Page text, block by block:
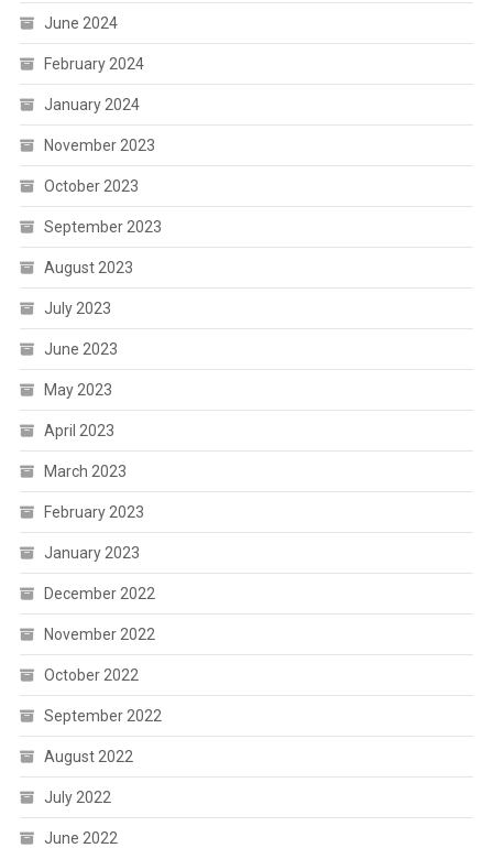
June 2024
February 2024
January 2024
November 2023
October 2023
September 2023
August 2023
July 2023
June 2023
May 2023
April 2023
March 2023
February 2023
January 2023
December 2022
November 2022
October 2022
September 2022
August 2022
July 2022
June 2022